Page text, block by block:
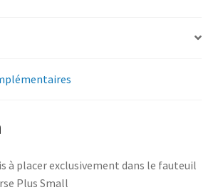
à placer exclusivement dans le fauteuil
Plus Small